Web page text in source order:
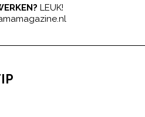
LEUK!